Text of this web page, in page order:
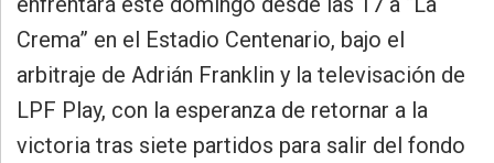
Salud
»
Cultura
»
Educación
Crema” en el Estadio Centenario, bajo el
arbitraje de Adrián Franklin y la televisación de
LPF Play, con la esperanza de retornar a la
victoria tras siete partidos para salir del fondo